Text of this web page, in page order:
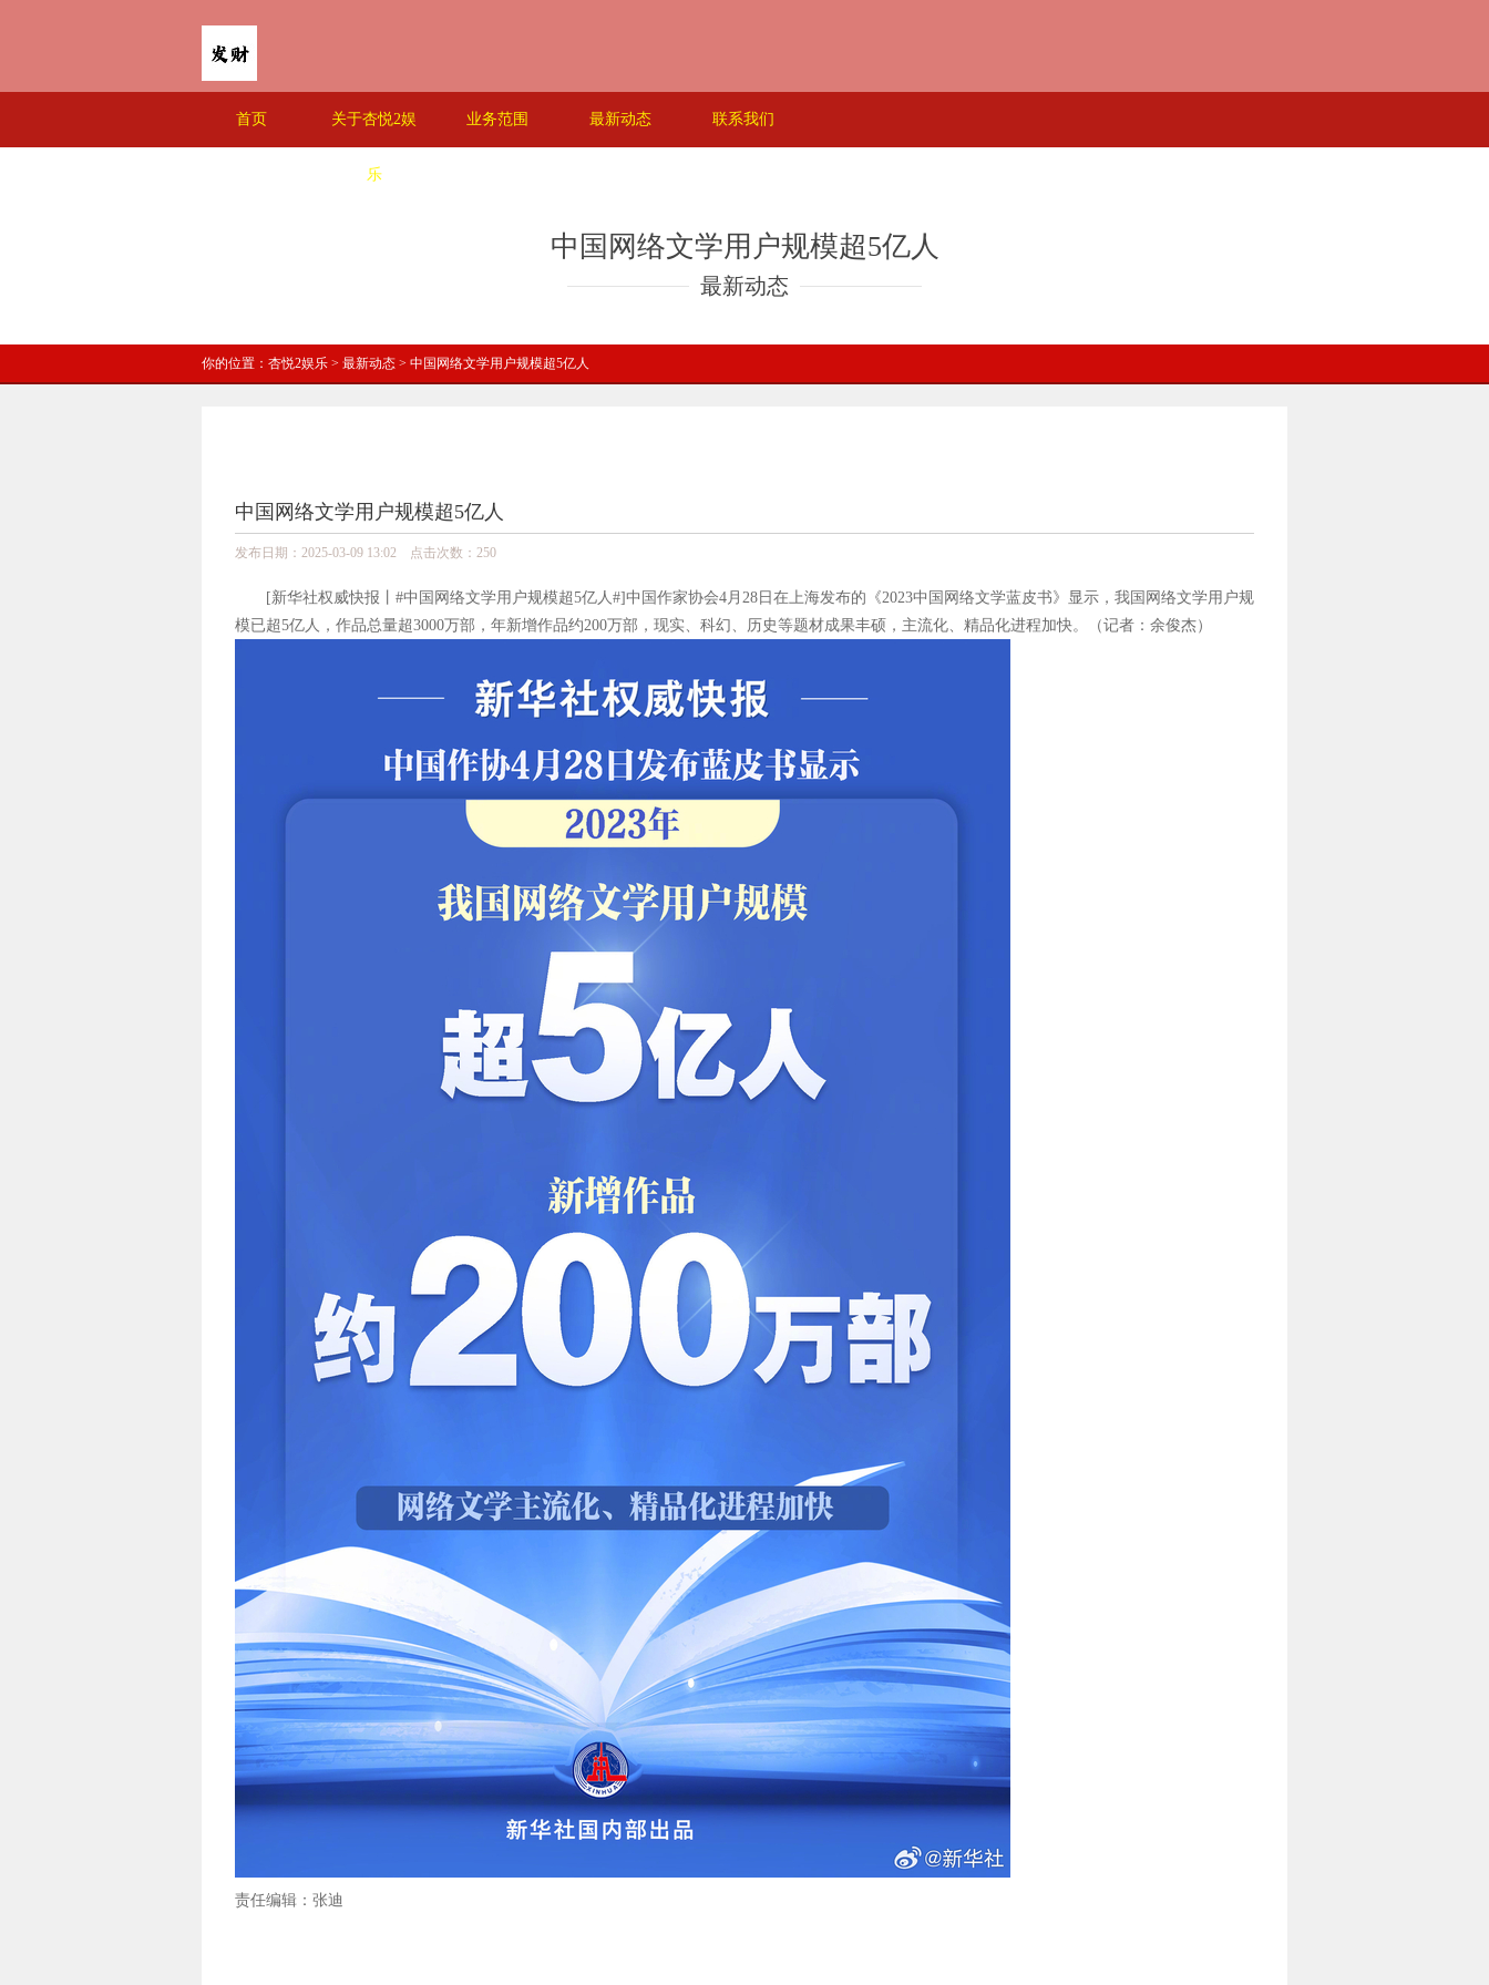
首页 关于杏悦2娱
乐
业务范围 最新动态 联系我们
中国网络文学用户规模超5亿人
最新动态
你的位置： 杏悦2娱乐 > 最新动态 > 中国网络文学用户规模超5亿人
中国网络文学用户规模超5亿人
发布日期：2025-03-09 13:02 点击次数：250
[新华社权威快报丨#中国网络文学用户规模超5亿人#]中国作家协会4月28日在上海发布的《2023中国网络文学蓝皮书》显示，我国网络文学用户规
模已超5亿人，作品总量超3000万部，年新增作品约200万部，现实、科幻、历史等题材成果丰硕，主流化、精品化进程加快。（记者：余俊杰）
责任编辑：张迪